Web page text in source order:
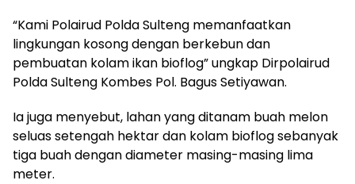
“Kami Polairud Polda Sulteng memanfaatkan
lingkungan kosong dengan berkebun dan
pembuatan kolam ikan bioflog” ungkap Dirpolairud
Polda Sulteng Kombes Pol. Bagus Setiyawan.
Ia juga menyebut, lahan yang ditanam buah melon
seluas setengah hektar dan kolam bioflog sebanyak
tiga buah dengan diameter masing-masing lima
meter.